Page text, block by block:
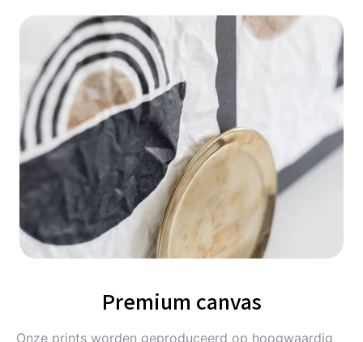
Premium canvas
Onze prints worden geproduceerd op hoogwaardig